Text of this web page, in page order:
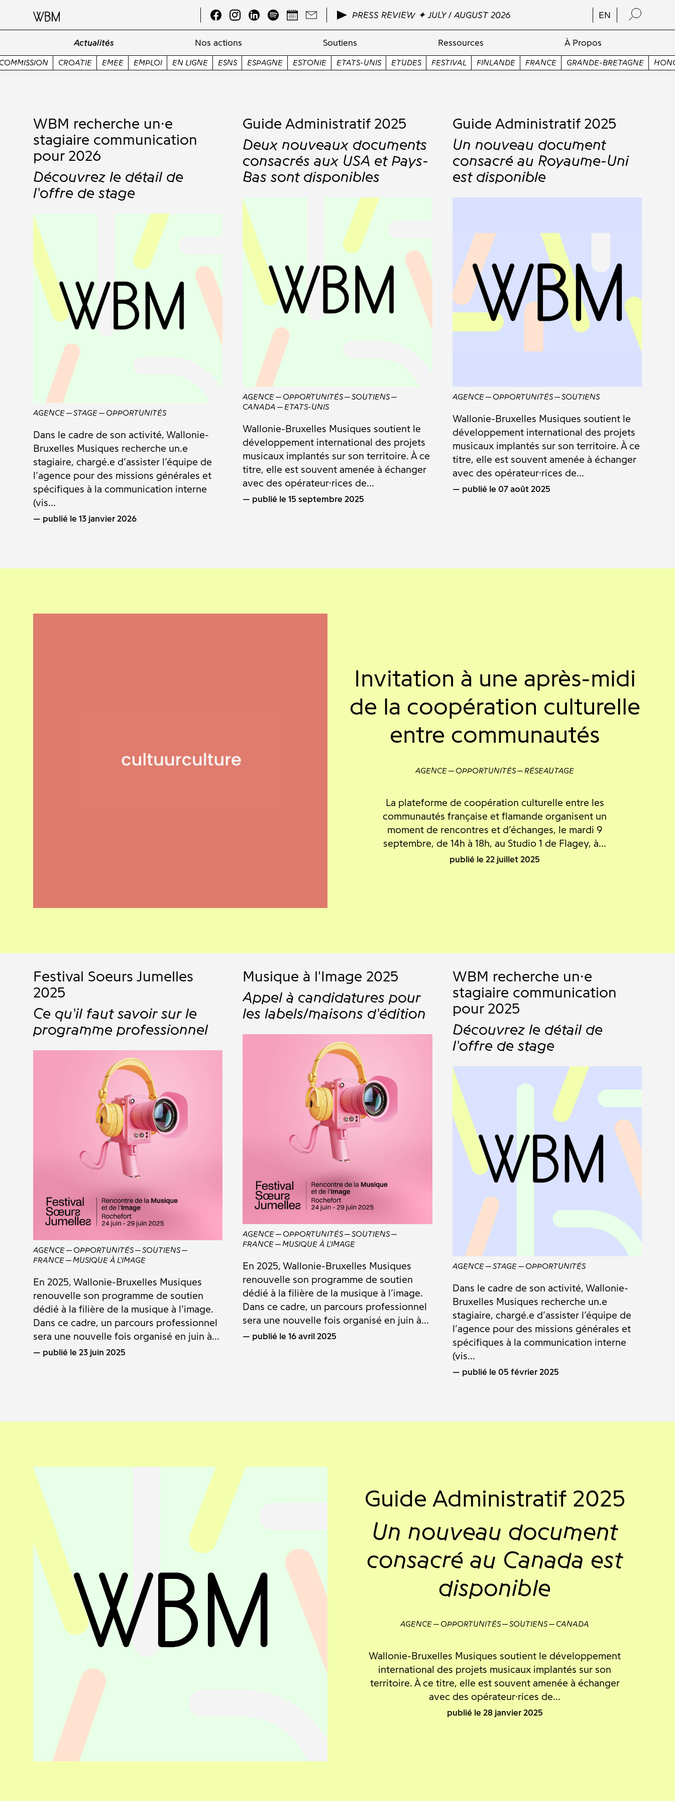
PRESS REVIEW ✦ JULY / AUGUST 2026 EN
Actualités Nos actions Soutiens Ressources À Propos
EMEE EMPLOI EN LIGNE ESNS ESPAGNE ESTONIE ETATS-UNIS ETUDES FESTIVAL FINLANDE FRANCE GRANDE-BRETAGNE HONGRIE ITALIE
WBM recherche un·e
stagiaire communication
pour 2026
Découvrez le détail de
l'offre de stage
AGENCE STAGE OPPORTUNITÉS
Dans le cadre de son activité, Wallonie-
Bruxelles Musiques recherche un.e
stagiaire, chargé.e d’assister l’équipe de
l’agence pour des missions générales et
spécifiques à la communication interne
(vis...
publié le 13 janvier 2026
Guide Administratif 2025
Deux nouveaux documents
consacrés aux USA et Pays-
Bas sont disponibles
AGENCE OPPORTUNITÉS
SOUTIENS
CANADA
ETATS-UNIS
Wallonie-Bruxelles Musiques soutient le
développement international des projets
musicaux implantés sur son territoire. À ce
titre, elle est souvent amenée à échanger
avec des opérateur·rices de...
publié le 15 septembre 2025
Guide Administratif 2025
Un nouveau document
consacré au Royaume-Uni
est disponible
AGENCE OPPORTUNITÉS SOUTIENS
Wallonie-Bruxelles Musiques soutient le
développement international des projets
musicaux implantés sur son territoire. À ce
titre, elle est souvent amenée à échanger
avec des opérateur·rices de...
publié le 07 août 2025
Invitation à une après-midi
de la coopération culturelle
entre communautés
AGENCE OPPORTUNITÉS RÉSEAUTAGE
La plateforme de coopération culturelle entre les
communautés française et flamande organisent un
moment de rencontres et d’échanges, le mardi 9
septembre, de 14h à 18h, au Studio 1 de Flagey, à...
publié le 22 juillet 2025
Festival Soeurs Jumelles
2025
Ce qu'il faut savoir sur le
programme professionnel
AGENCE OPPORTUNITÉS
SOUTIENS
FRANCE
MUSIQUE À L'IMAGE
En 2025, Wallonie-Bruxelles Musiques
renouvelle son programme de soutien
dédié à la filière de la musique à l’image.
Dans ce cadre, un parcours professionnel
sera une nouvelle fois organisé en juin à...
publié le 23 juin 2025
Musique à l'Image 2025
Appel à candidatures pour
les labels/maisons d'édition
AGENCE OPPORTUNITÉS
SOUTIENS
FRANCE
MUSIQUE À L'IMAGE
En 2025, Wallonie-Bruxelles Musiques
renouvelle son programme de soutien
dédié à la filière de la musique à l’image.
Dans ce cadre, un parcours professionnel
sera une nouvelle fois organisé en juin à...
publié le 16 avril 2025
WBM recherche un·e
stagiaire communication
pour 2025
Découvrez le détail de
l'offre de stage
AGENCE STAGE OPPORTUNITÉS
Dans le cadre de son activité, Wallonie-
Bruxelles Musiques recherche un.e
stagiaire, chargé.e d’assister l’équipe de
l’agence pour des missions générales et
spécifiques à la communication interne
(vis...
publié le 05 février 2025
Guide Administratif 2025
Un nouveau document
consacré au Canada est
disponible
AGENCE OPPORTUNITÉS SOUTIENS CANADA
Wallonie-Bruxelles Musiques soutient le développement
international des projets musicaux implantés sur son
territoire. À ce titre, elle est souvent amenée à échanger
avec des opérateur·rices de...
publié le 28 janvier 2025